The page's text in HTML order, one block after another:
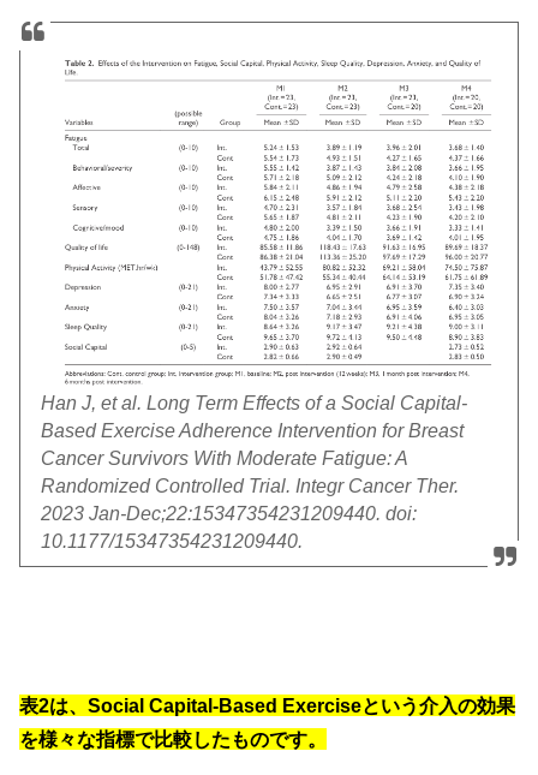
Han J, et al. Long Term Effects of a Social Capital-
Based Exercise Adherence Intervention for Breast
Cancer Survivors With Moderate Fatigue: A
Randomized Controlled Trial. Integr Cancer Ther.
2023 Jan-Dec;22:15347354231209440. doi:
10.1177/15347354231209440.
表2は、Social Capital-Based Exerciseという介入の効果
を様々な指標で比較したものです。